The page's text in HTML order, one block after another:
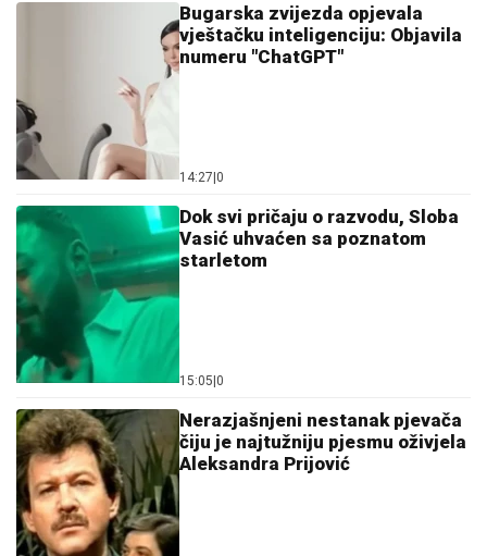
Bugarska zvijezda opjevala
vještačku inteligenciju: Objavila
numeru "ChatGPT"
14:27|0
Dok svi pričaju o razvodu, Sloba
Vasić uhvaćen sa poznatom
starletom
15:05|0
Nerazjašnjeni nestanak pjevača
čiju je najtužniju pjesmu oživjela
Aleksandra Prijović